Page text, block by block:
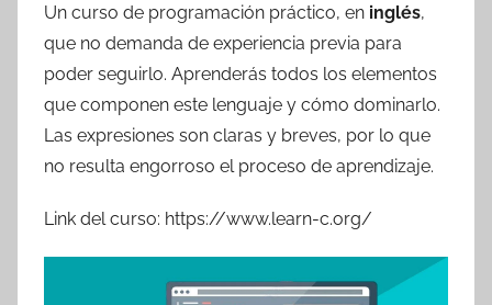
Un curso de programación práctico, en inglés,
que no demanda de experiencia previa para
poder seguirlo. Aprenderás todos los elementos
que componen este lenguaje y cómo dominarlo.
Las expresiones son claras y breves, por lo que
no resulta engorroso el proceso de aprendizaje.
Link del curso: https://www.learn-c.org/